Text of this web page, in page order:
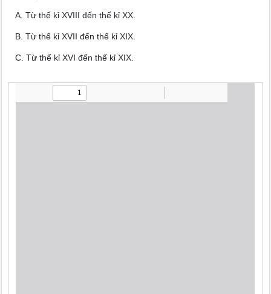
A. Từ thế kỉ XVIII đến thế kỉ XX.
B. Từ thế kỉ XVII đến thế kỉ XIX.
C. Từ thế kỉ XVI đến thế kỉ XIX.